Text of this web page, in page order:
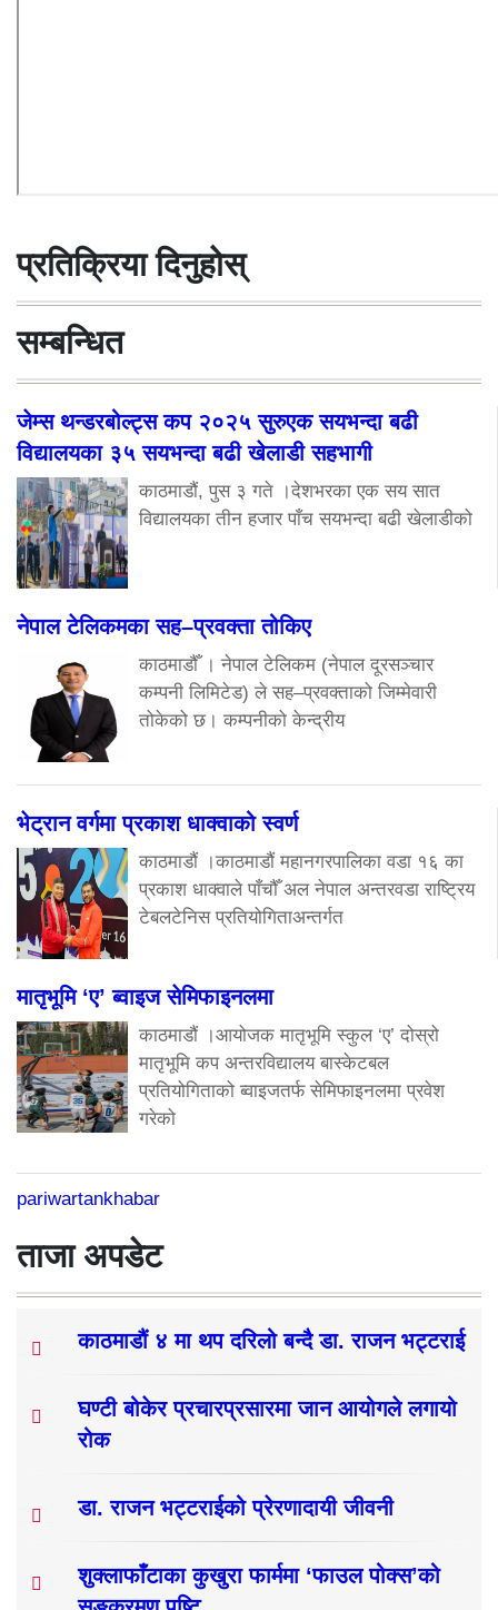
प्रतिक्रिया दिनुहोस्
सम्बन्धित
जेम्स थन्डरबोल्ट्स कप २०२५ सुरुएक सयभन्दा बढी
विद्यालयका ३५ सयभन्दा बढी खेलाडी सहभागी
काठमाडौं, पुस ३ गते ।देशभरका एक सय सात
विद्यालयका तीन हजार पाँच सयभन्दा बढी खेलाडीको
नेपाल टेलिकमका सह–प्रवक्ता तोकिए
काठमाडौँ । नेपाल टेलिकम (नेपाल दूरसञ्चार
कम्पनी लिमिटेड) ले सह–प्रवक्ताको जिम्मेवारी
तोकेको छ। कम्पनीको केन्द्रीय
भेट्रान वर्गमा प्रकाश धाक्वाको स्वर्ण
काठमाडौं ।काठमाडौं महानगरपालिका वडा १६ का
प्रकाश धाक्वाले पाँचौँ अल नेपाल अन्तरवडा राष्ट्रिय
टेबलटेनिस प्रतियोगिताअन्तर्गत
मातृभूमि ‘ए’ ब्वाइज सेमिफाइनलमा
काठमाडौं ।आयोजक मातृभूमि स्कुल ‘ए’ दोस्रो
मातृभूमि कप अन्तरविद्यालय बास्केटबल
प्रतियोगिताको ब्वाइजतर्फ सेमिफाइनलमा प्रवेश
गरेको
pariwartankhabar
ताजा अपडेट
काठमाडौं ४ मा थप दरिलो बन्दै डा. राजन भट्टराई
घण्टी बोकेर प्रचारप्रसारमा जान आयोगले लगायो
रोक
डा. राजन भट्टराईको प्रेरणादायी जीवनी
शुक्लाफाँटाका कुखुरा फार्ममा ‘फाउल पोक्स’को